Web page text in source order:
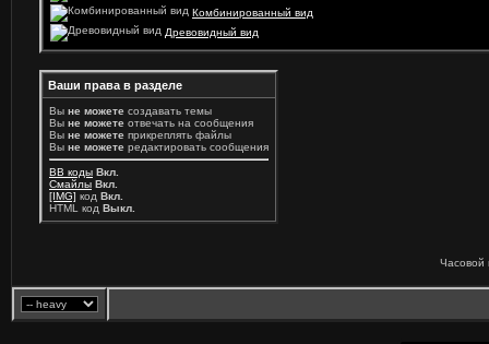
Комбинированный вид
Древовидный вид
Ваши права в разделе
Вы не можете создавать темы
Вы не можете отвечать на сообщения
Вы не можете прикреплять файлы
Вы не можете редактировать сообщения
BB коды Вкл.
Смайлы Вкл.
[IMG] код Вкл.
HTML код Выкл.
Часовой